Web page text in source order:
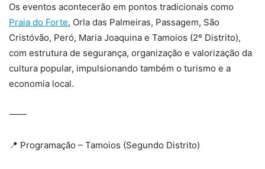
Os eventos acontecerão em pontos tradicionais como
Praia do Forte, Orla das Palmeiras, Passagem, São
Cristóvão, Peró, Maria Joaquina e Tamoios (2º Distrito),
com estrutura de segurança, organização e valorização da
cultura popular, impulsionando também o turismo e a
economia local.
⸻
📍 Programação – Tamoios (Segundo Distrito)